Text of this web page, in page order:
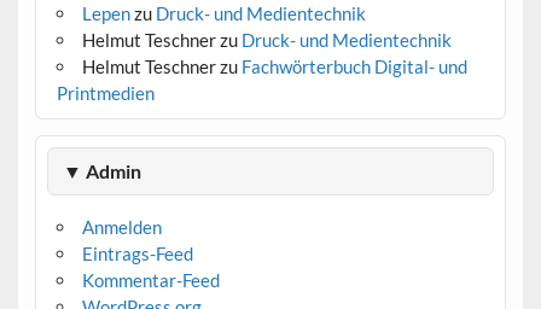
Lepenzu Druck- und Medientechnik
Helmut Teschnerzu Druck- und Medientechnik
Helmut Teschnerzu Fachwörterbuch Digital- und
Printmedien
▼ Admin
Anmelden
Eintrags-Feed
Kommentar-Feed